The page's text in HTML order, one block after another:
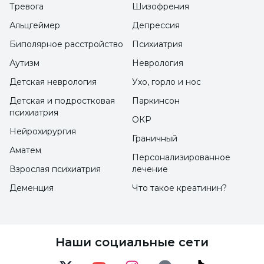
очень интенсивно ездят, производят этот
антивеном, учитывая подобные случаи".
Тяжесть укуса змеи имеет значение
Утверждая, что причина, по которой яд
кобры не распространился на тело Арефа
Гафури, заключается в тяжести укуса,
профессор д-р Мухсин Конук сказал: "Этот яд
попадает в организм через капилляры или
через вены, яд попадает в зависимости от
Змея выпускает весь яд из своего ядовитого
Тревога
Альцгеймер
Биполярное расстройство
Аутизм
Детская неврология
Шизофрения
Депрессия
Психиатрия
Неврология
Ухо, горло и нос
Детская и подростковая
психиатрия
Нейрохирургия
Аматем
Взрослая психиатрия
Деменция
Паркинсон
ОКР
Граничный
Персонализированное
лечение
Что такое креатинин?
Наши социальные сети